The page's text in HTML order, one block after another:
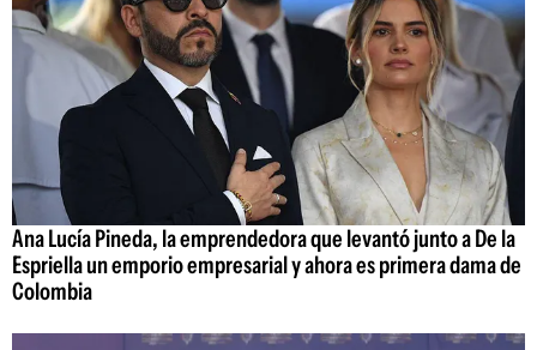
Ana Lucía Pineda, la emprendedora que levantó junto a De la
Espriella un emporio empresarial y ahora es primera dama de
Colombia